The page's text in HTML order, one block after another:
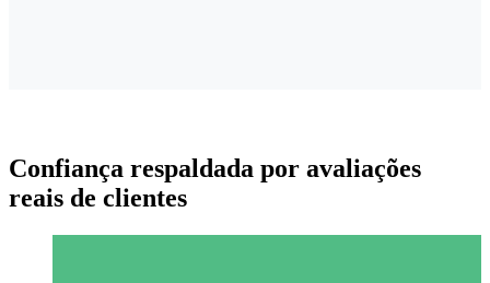
Confiança respaldada por avaliações
reais de clientes